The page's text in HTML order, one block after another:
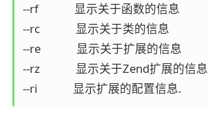
--rf             显示关于函数的信息
--rc             显示关于类的信息
--re             显示关于扩展的信息
--rz             显示关于Zend扩展的信息
--ri             显示扩展的配置信息.